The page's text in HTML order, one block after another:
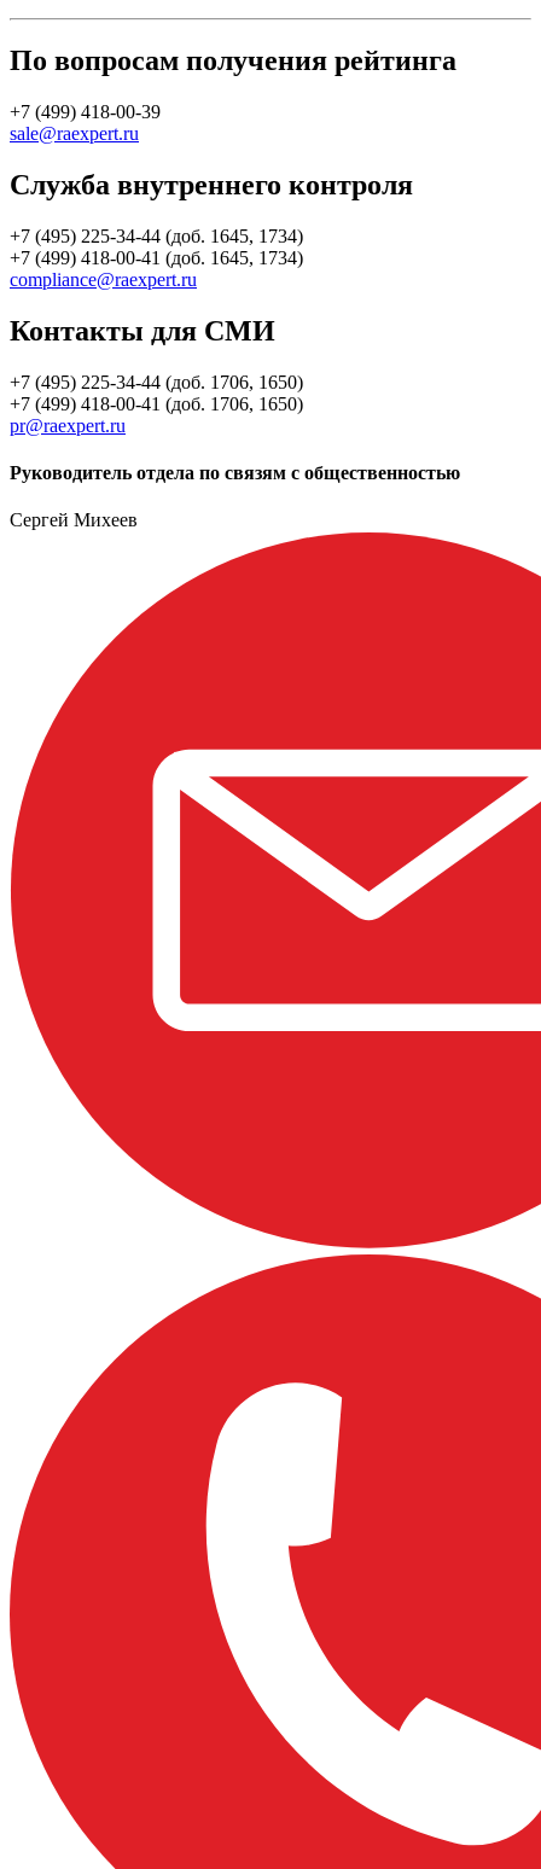
По вопросам получения рейтинга
+7 (499) 418-00-39
sale@raexpert.ru
Служба внутреннего контроля
+7 (495) 225-34-44 (доб. 1645, 1734)
+7 (499) 418-00-41 (доб. 1645, 1734)
compliance@raexpert.ru
Контакты для СМИ
+7 (495) 225-34-44 (доб. 1706, 1650)
+7 (499) 418-00-41 (доб. 1706, 1650)
pr@raexpert.ru
Руководитель отдела по связям с общественностью
Сергей Михеев